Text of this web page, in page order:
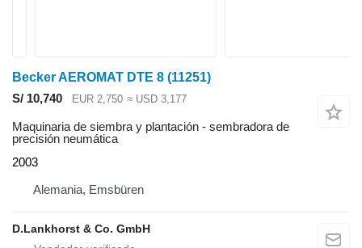
Becker AEROMAT DTE 8 (11251)
S/ 10,740
EUR 2,750 ≈ USD 3,177
Maquinaria de siembra y plantación - sembradora de
precisión neumática
2003
Alemania, Emsbüren
D.Lankhorst & Co. GmbH